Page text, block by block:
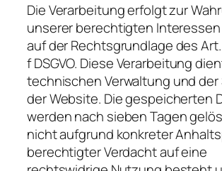
Die Verarbeitung erfolgt zur
unserer berechtigten
auf der Rechtsgrundlage des Art.
f DSGVO. Diese Verarbeitung
technischen Verwaltung und
der Website. Die gespeicherten
werden nach sieben Tagen
nicht aufgrund konkreter
berechtigter Verdacht auf eine